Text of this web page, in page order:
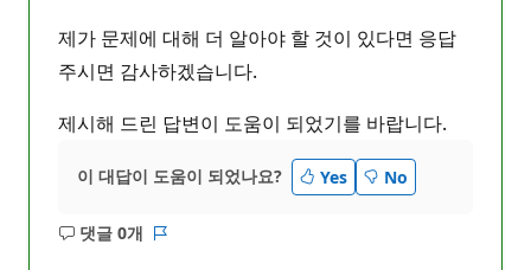
제가 문제에 대해 더 알아야 할 것이 있다면 응답
주시면 감사하겠습니다.
제시해 드린 답변이 도움이 되었기를 바랍니다.
이 대답이 도움이 되었나요? Yes No
댓글 0개
설